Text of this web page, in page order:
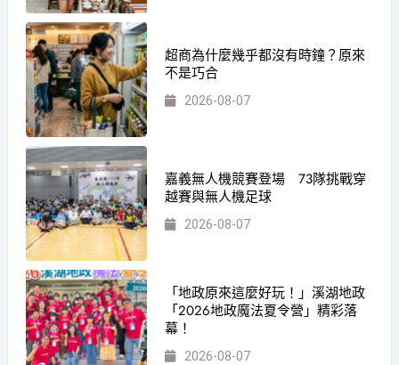
超商為什麼幾乎都沒有時鐘？原來
不是巧合
2026-08-07
嘉義無人機競賽登場 73隊挑戰穿
越賽與無人機足球
2026-08-07
「地政原來這麼好玩！」溪湖地政
「2026地政魔法夏令營」精彩落
幕！
2026-08-07